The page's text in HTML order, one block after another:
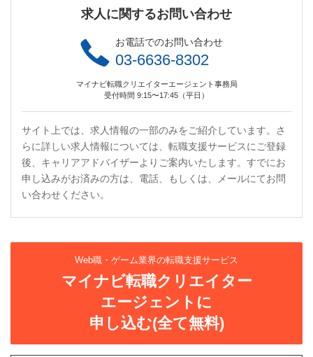
求人に関するお問い合わせ
お電話でのお問い合わせ
03-6636-8302
マイナビ転職クリエイターエージェント事務局
受付時間 9:15〜17:45（平日）
サイト上では、求人情報の一部のみをご紹介しています。さ
らに詳しい求人情報については、転職支援サービスにご登録
後、キャリアアドバイザーよりご案内いたします。すでにお
申し込みがお済みの方は、電話、もしくは、メールにてお問
い合わせください。
Web職・ゲーム業界の転職支援サービス
マイナビ転職クリエイター
エージェントに
申し込む(全て無料)